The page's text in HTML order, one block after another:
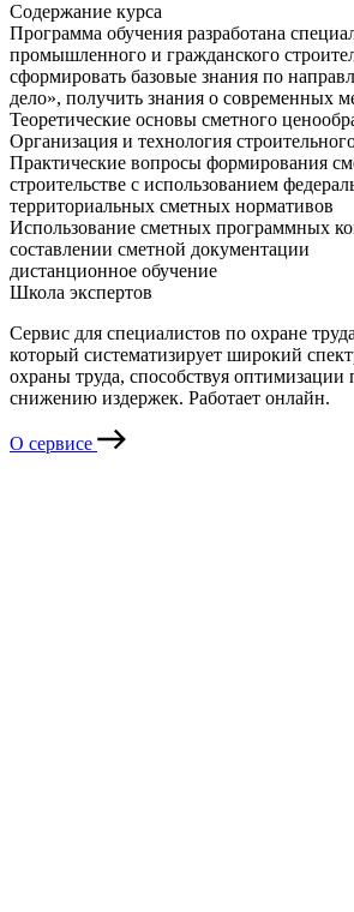
Содержание курса
Программа обучения разработана
промышленного и гражданского
сформировать базовые знания по
дело», получить знания о современных
Теоретические основы сметного
Организация и технология
Практические вопросы формирования
строительстве с использованием
территориальных сметных нормативов
Использование сметных программных
составлении сметной документации
дистанционное обучение
Школа экспертов
Сервис для специалистов по охране
который систематизирует широкий
охраны труда, способствуя оптимизации
снижению издержек. Работает онлайн.
О сервисе